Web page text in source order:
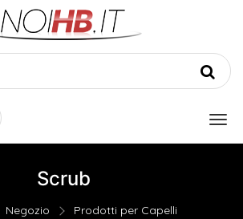
Scrub
Negozio
Prodotti per Capelli